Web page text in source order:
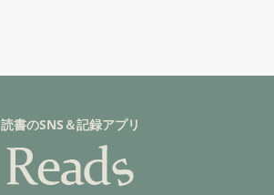
読書のSNS＆記録アプリ